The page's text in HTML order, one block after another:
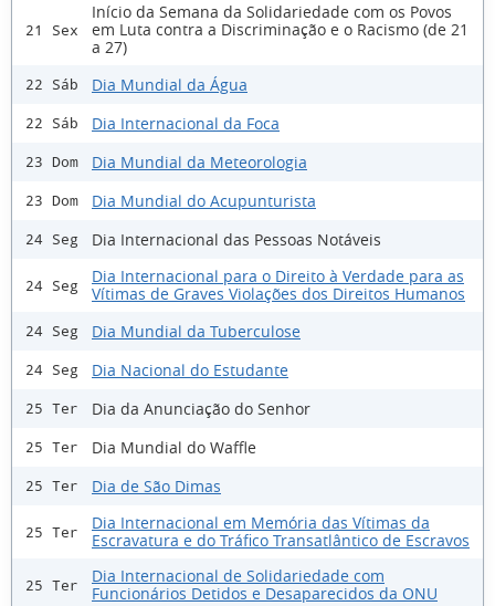
21 Sex
Início da Semana da Solidariedade com os Povos
em Luta contra a Discriminação e o Racismo (de 21
a 27)
22 Sáb Dia Mundial da Água
22 Sáb Dia Internacional da Foca
23 Dom Dia Mundial da Meteorologia
23 Dom Dia Mundial do Acupunturista
24 Seg Dia Internacional das Pessoas Notáveis
24 Seg
Dia Internacional para o Direito à Verdade para as
Vítimas de Graves Violações dos Direitos Humanos
24 Seg Dia Mundial da Tuberculose
24 Seg Dia Nacional do Estudante
25 Ter Dia da Anunciação do Senhor
25 Ter Dia Mundial do Waffle
25 Ter Dia de São Dimas
25 Ter
Dia Internacional em Memória das Vítimas da
Escravatura e do Tráfico Transatlântico de Escravos
25 Ter
Dia Internacional de Solidariedade com
Funcionários Detidos e Desaparecidos da ONU